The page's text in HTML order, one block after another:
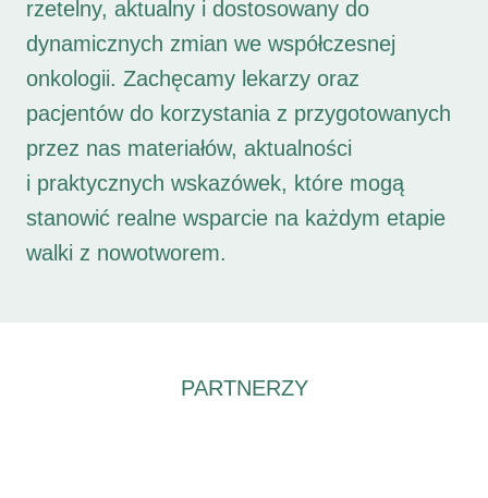
rzetelny, aktualny i dostosowany do
dynamicznych zmian we współczesnej
onkologii. Zachęcamy lekarzy oraz
pacjentów do korzystania z przygotowanych
przez nas materiałów, aktualności
i praktycznych wskazówek, które mogą
stanowić realne wsparcie na każdym etapie
walki z nowotworem.
PARTNERZY